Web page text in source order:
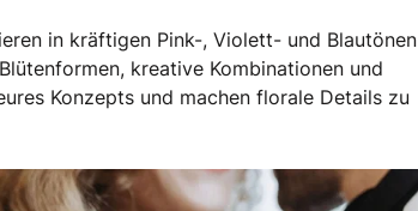
in kräftigen Pink-, Violett- und Blautönen
kreative Kombinationen und
Konzepts und machen florale Details zu